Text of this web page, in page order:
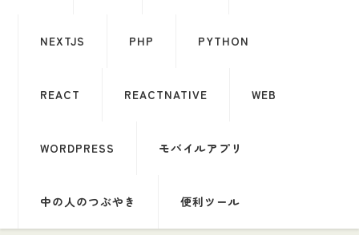
NEXTJS PHP PYTHON
REACT REACTNATIVE WEB
WORDPRESS モバイルアプリ
中の人のつぶやき 便利ツール